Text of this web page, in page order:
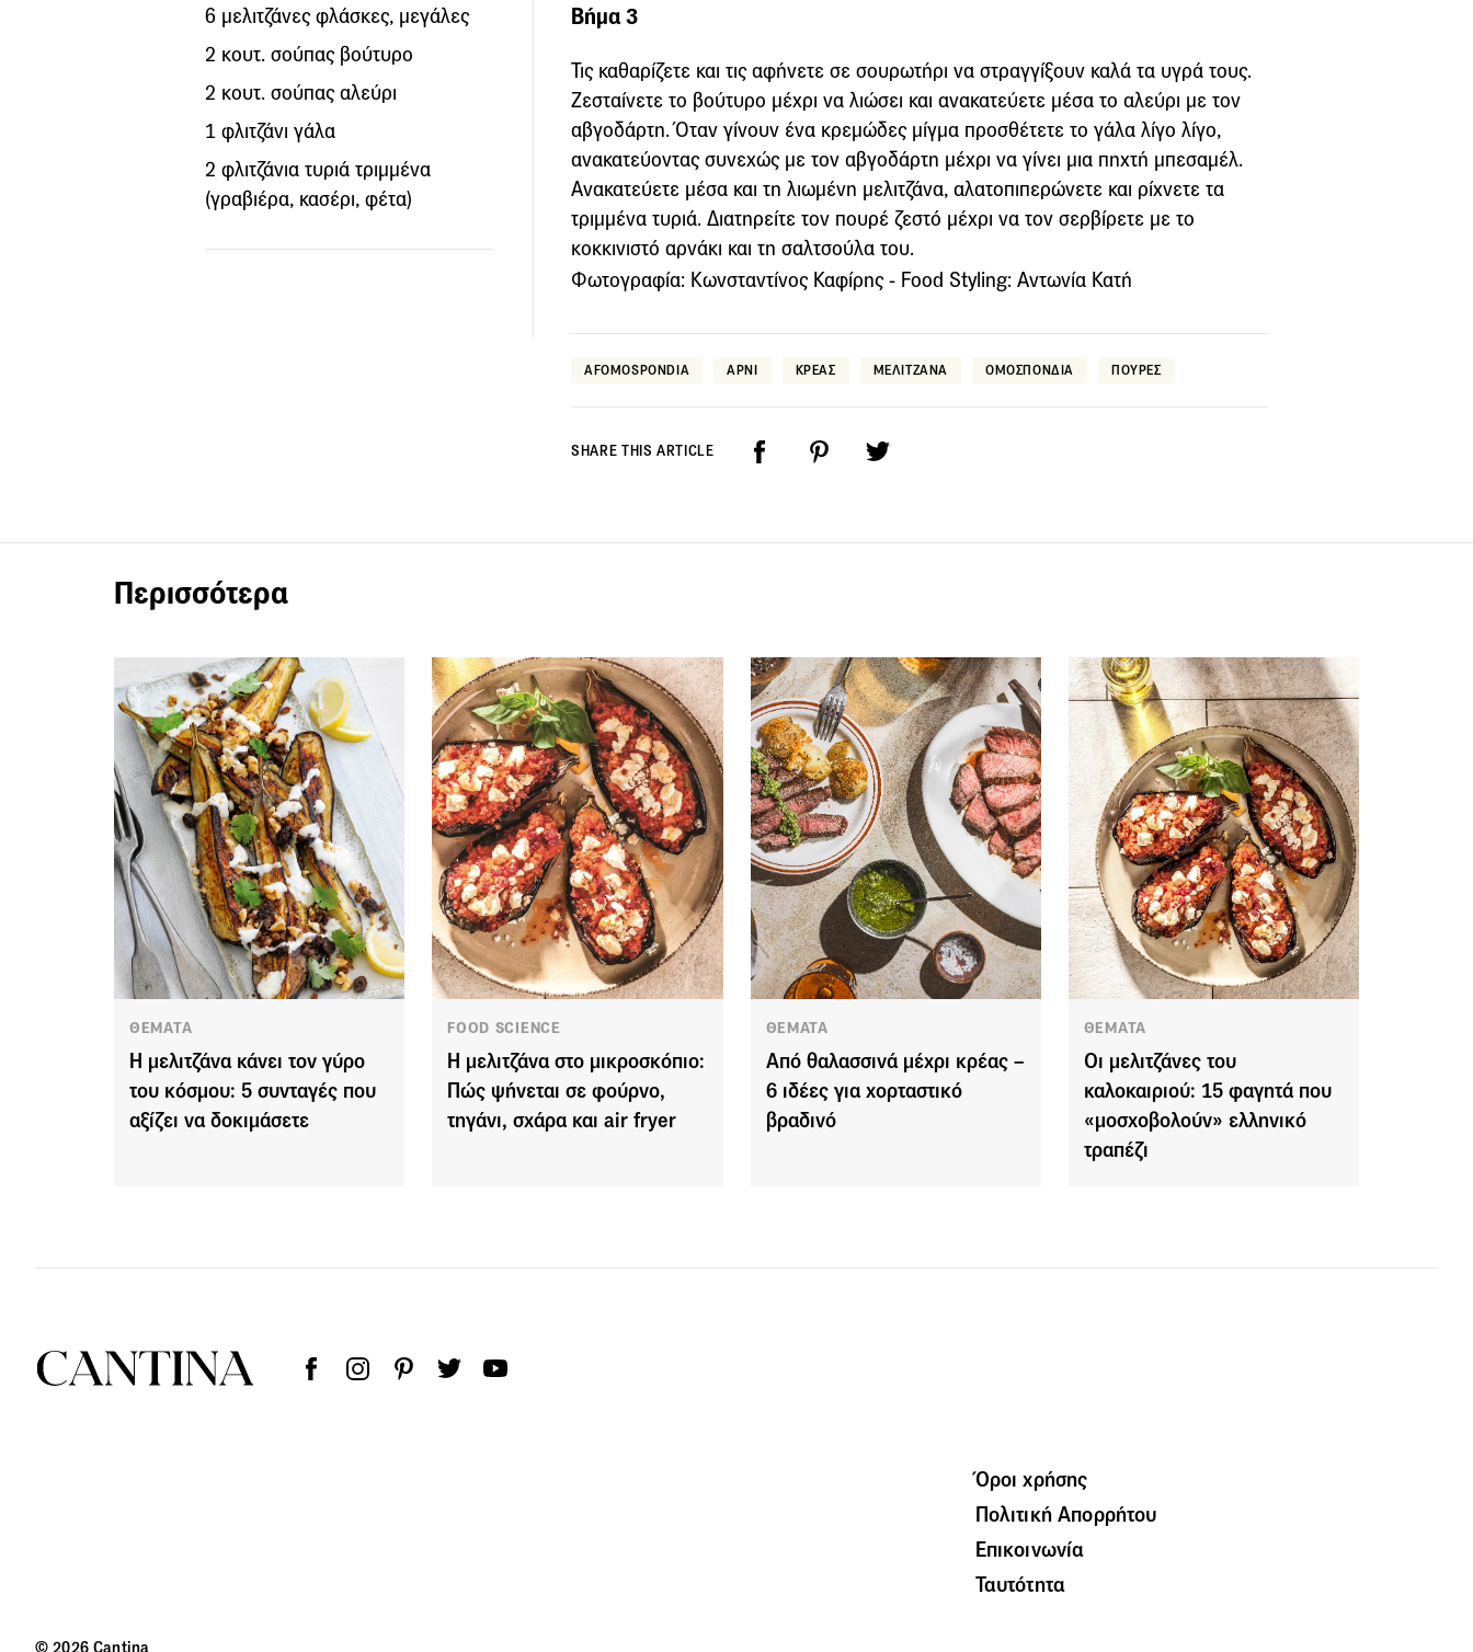
6 µελιτζάνες φλάσκες, µεγάλες
2 κουτ. σούπας βούτυρο
2 κουτ. σούπας αλεύρι
1 φλιτζάνι γάλα
2 φλιτζάνια τυριά τριµµένα
(γραβιέρα, κασέρι, φέτα)
Βήμα 3
Τις καθαρίζετε και τις αφήνετε σε σουρωτήρι να στραγγίξουν καλά τα υγρά τους.
Ζεσταίνετε το βούτυρο µέχρι να λιώσει και ανακατεύετε µέσα το αλεύρι µε τον
αβγοδάρτη. Όταν γίνουν ένα κρεµώδες µίγµα προσθέτετε το γάλα λίγο λίγο,
ανακατεύοντας συνεχώς µε τον αβγοδάρτη µέχρι να γίνει µια πηχτή µπεσαµέλ.
Ανακατεύετε µέσα και τη λιωµένη µελιτζάνα, αλατοπιπερώνετε και ρίχνετε τα
τριµµένα τυριά. ∆ιατηρείτε τον πουρέ ζεστό µέχρι να τον σερβίρετε µε το
κοκκινιστό αρνάκι και τη σαλτσούλα του.
Φωτογραφία: Κωνσταντίνος Καφίρης - Food Styling: Αντωνία Κατή
AFOMOSPONDIA ΑΡΝΙ ΚΡΕΑΣ ΜΕΛΙΤΖΑΝΑ ΟΜΟΣΠΟΝΔΙΑ ΠΟΥΡΕΣ
SHARE THIS ARTICLE
Περισσότερα
ΘΕΜΑΤΑ
Η μελιτζάνα κάνει τον γύρο
του κόσμου: 5 συνταγές που
αξίζει να δοκιμάσετε
FOOD SCIENCE
Η μελιτζάνα στο μικροσκόπιο:
Πώς ψήνεται σε φούρνο,
τηγάνι, σχάρα και air fryer
ΘΕΜΑΤΑ
Από θαλασσινά μέχρι κρέας –
6 ιδέες για χορταστικό
βραδινό
ΘΕΜΑΤΑ
Οι μελιτζάνες του
καλοκαιριού: 15 φαγητά που
«μοσχοβολούν» ελληνικό
τραπέζι
Όροι χρήσης
Πολιτική Απορρήτου
Επικοινωνία
Ταυτότητα
© 2026 Cantina